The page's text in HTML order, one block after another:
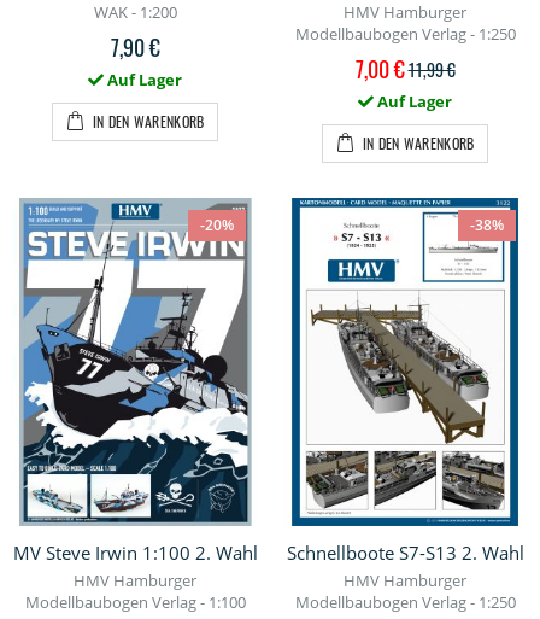
WAK - 1:200
7,90 €
Auf Lager
IN DEN WARENKORB
HMV Hamburger
Modellbaubogen Verlag - 1:250
Sonderpreis
7,00 €11,99 €
Auf Lager
IN DEN WARENKORB
-20%
MV Steve Irwin 1:100 2. Wahl
HMV Hamburger
Modellbaubogen Verlag - 1:100
-38%
Schnellboote S7-S13 2. Wahl
HMV Hamburger
Modellbaubogen Verlag - 1:250